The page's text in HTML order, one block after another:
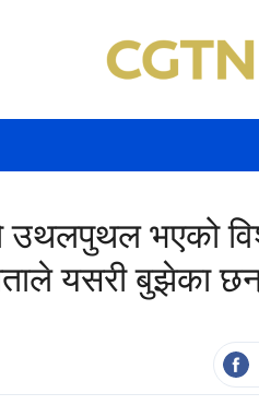
उथलपुथल भएको
यसरी बुझेका